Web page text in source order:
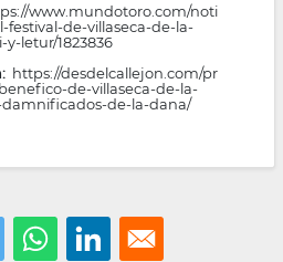
www.mundotoro.com/noti
festival-de-villaseca-de-la-
letur/1823836
https://desdelcallejon.com/pr
de-villaseca-de-la-
damnificados-de-la-dana/